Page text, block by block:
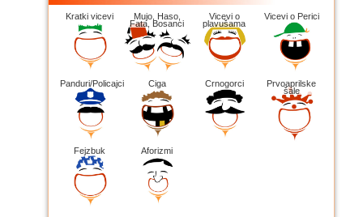
Kratki vicevi Mujo, Haso,
Fata, Bosanci
Vicevi o
plavušama
Vicevi o Perici
Panduri/Policajci Ciga Crnogorci Prvoaprilske
šale
Fejzbuk Aforizmi